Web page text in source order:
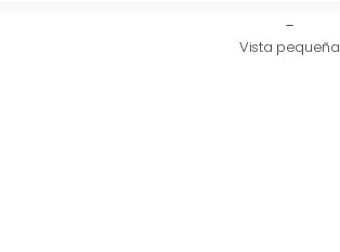
Vista pequeña